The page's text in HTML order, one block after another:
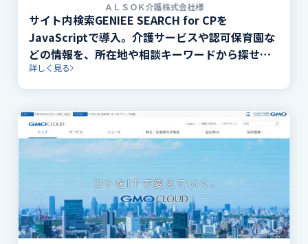
ＡＬＳＯＫ介護株式会社様
サイト内検索GENIEE SEARCH for CPを
JavaScriptで導入。介護サービスや認可保育園な
どの情報を、所在地や相談キーワードから探せる
ナビゲーションを実装。
詳しく見る